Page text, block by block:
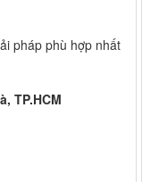
pháp phù hợp nhất
TP.HCM